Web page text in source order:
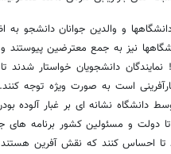
و والدین جوانان دانشجو
نیز به جمع معترضین
دانشجویان خواستار شدند
است به صورت ویژه توجه
دانشگاه نشانه ای بر غبار آلوده
تا دولت و مسئولین کشور برنامه
تا احساس کنند که نقش آفرین